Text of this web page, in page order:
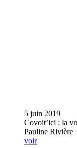
5 juin 2019
Covoit’ici : la
Pauline Rivière
voir